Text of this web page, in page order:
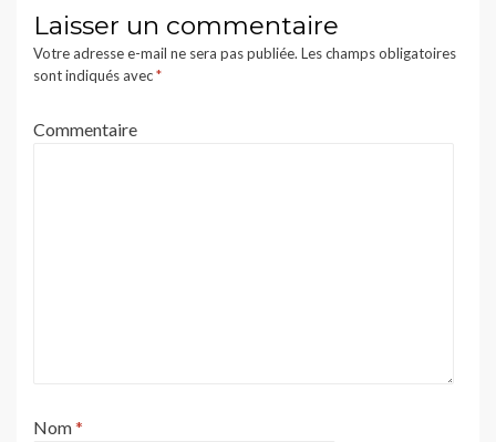
Laisser un commentaire
Votre adresse e-mail ne sera pas publiée. Les champs obligatoires
sont indiqués avec*
Commentaire
Nom*